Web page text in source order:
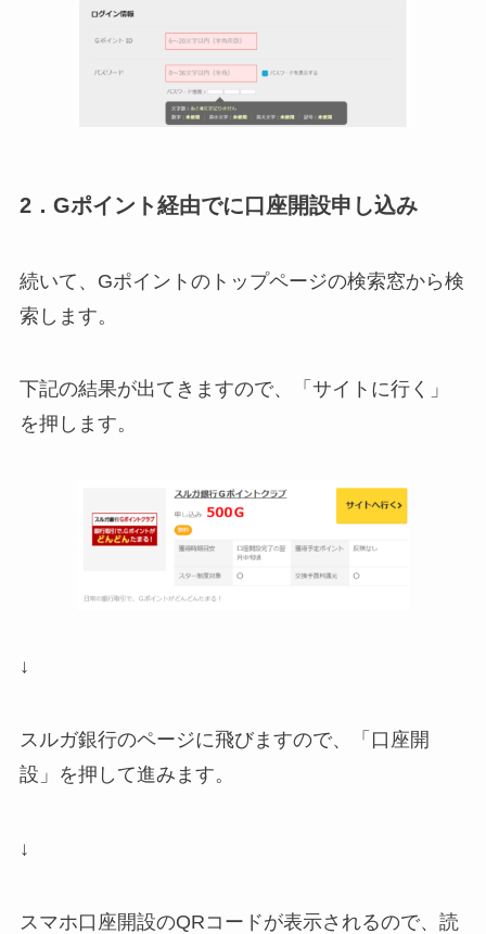
2．Gポイント経由でに口座開設申し込み
続いて、Gポイントのトップページの検索窓から検
索します。
下記の結果が出てきますので、「サイトに行く」
を押します。
↓
スルガ銀行のページに飛びますので、「口座開
設」を押して進みます。
↓
スマホ口座開設のQRコードが表示されるので、読